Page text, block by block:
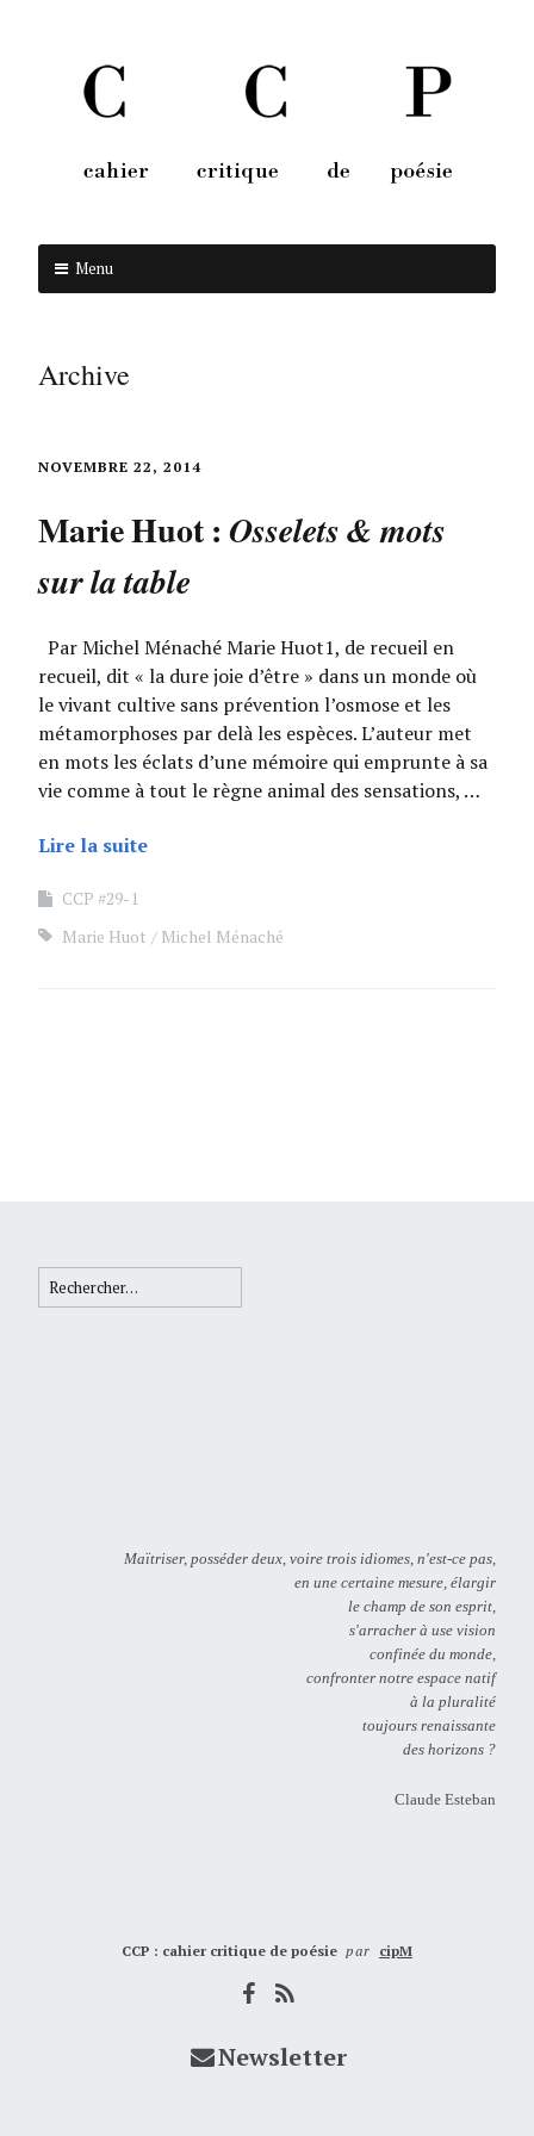
Menu
Archive
NOVEMBRE 22, 2014
Marie Huot : Osselets & mots
sur la table
Par Michel Ménaché Marie Huot1, de recueil en
recueil, dit « la dure joie d’être » dans un monde où
le vivant cultive sans prévention l’osmose et les
métamorphoses par delà les espèces. L’auteur met
en mots les éclats d’une mémoire qui emprunte à sa
vie comme à tout le règne animal des sensations, …
Lire la suite
CCP #29-1
Marie Huot
Michel Ménaché
Rechercher :
Maïtriser, posséder deux, voire trois idiomes, n'est-ce pas,
en une certaine mesure, élargir
le champ de son esprit,
s'arracher à use vision
confinée du monde,
confronter notre espace natif
à la pluralité
toujours renaissante
des horizons ?
Claude Esteban
CCP : cahier critique de poésie par cipM
Newsletter